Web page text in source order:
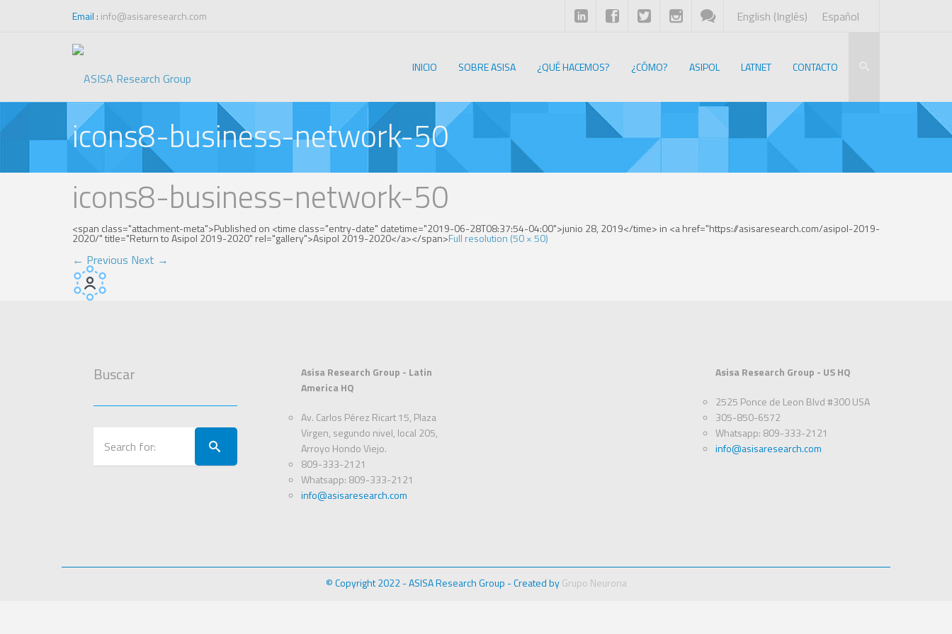
Email : info@asisaresearch.com English (Inglés) Español
INICIO SOBRE ASISA ¿QUÉ HACEMOS? ¿CÓMO? ASIPOL LATNET CONTACTO
icons8-business-network-50
icons8-business-network-50
<span class="attachment-meta">Published on <time class="entry-date" datetime="2019-06-28T08:37:54-04:00">junio 28, 2019</time> in <a href="https://asisaresearch.com/asipol-2019-
2020/" title="Return to Asipol 2019-2020" rel="gallery">Asipol 2019-2020</a></span>Full resolution (50 × 50)
← Previous Next →
Buscar
Asisa Research Group - Latin
America HQ
Av. Carlos Pérez Ricart 15, Plaza
Virgen, segundo nivel, local 205,
Arroyo Hondo Viejo.
809-333-2121
Whatsapp: 809-333-2121
info@asisaresearch.com
Asisa Research Group - US HQ
2525 Ponce de Leon Blvd #300 USA
305-850-6572
Whatsapp: 809-333-2121
info@asisaresearch.com
© Copyright 2022 - ASISA Research Group - Created byGrupo Neurona